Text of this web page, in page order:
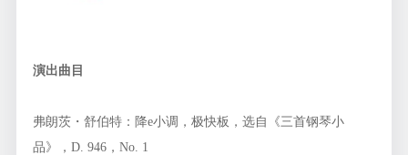
演出曲目
弗朗茨・舒伯特：降e小调，极快板，选自《三首钢琴小
品》，D. 946，No. 1